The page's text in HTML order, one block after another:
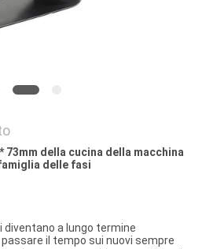
73mm della cucina della macchina
delle fasi
diventano a lungo termine
il tempo sui nuovi sempre